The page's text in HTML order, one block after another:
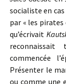
socialiste en
par « les
qu’écrivait
commencée
Présenter le
ou comme une